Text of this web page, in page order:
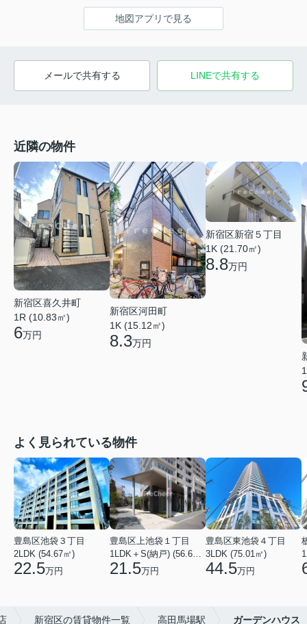
地図アプリで見る
メールで共有する LINEで共有する
近隣の物件
新宿区喜久井町
1R (10.83㎡)
6万円
新宿区河田町
1K (15.12㎡)
8.3万円
新宿区新宿５丁目
1K (21.70㎡)
8.8万円
よく見られている物件
豊島区池袋３丁目
2LDK (54.67㎡)
22.5万円
豊島区上池袋１丁目
21.5万円
豊島区東池袋４丁目
3LDK (75.01㎡)
44.5万円
新宿区の賃貸物件一覧 高田馬場駅 ガーデンハウス